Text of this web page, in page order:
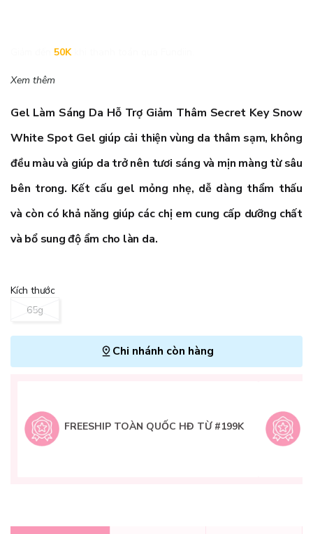
50K
Xem thêm
Gel Làm Sáng Da Hỗ Trợ Giảm Thâm Secret Key Snow
White Spot Gel giúp cải thiện vùng da thâm sạm, không
đều màu và giúp da trở nên tươi sáng và mịn màng từ sâu
bên trong. Kết cấu gel mỏng nhẹ, dễ dàng thẩm thấu
và còn có khả năng giúp các chị em cung cấp dưỡng chất
và bổ sung độ ẩm cho làn da.
Kích thước
65g
Chi nhánh còn hàng
FREESHIP TOÀN QUỐC HĐ TỪ #199K